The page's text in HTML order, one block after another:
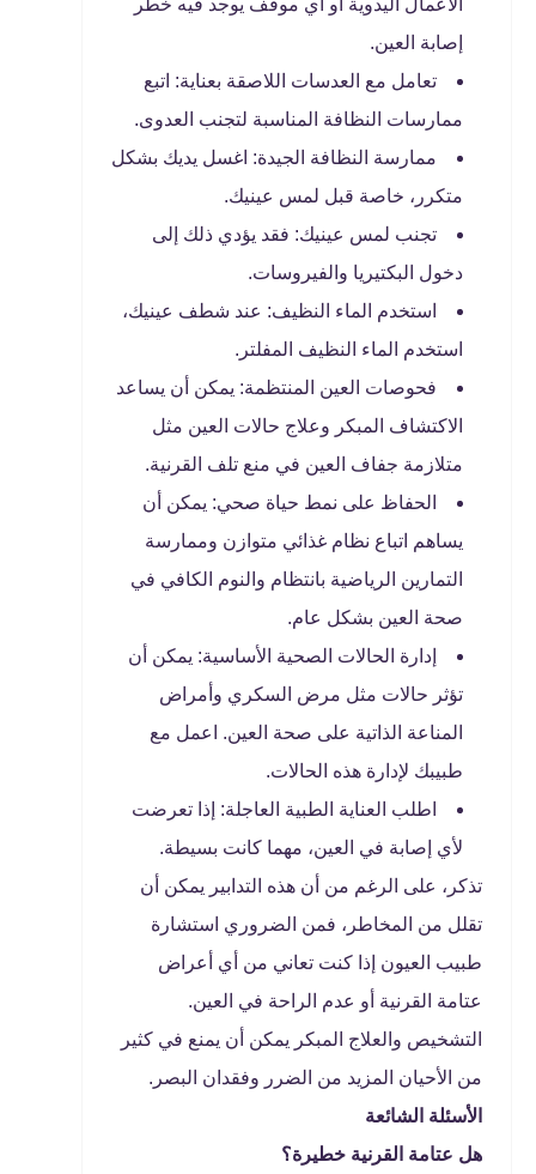
الأعمال اليدوية أو أي موقف يوجد فيه خطر
إصابة العين.
تعامل مع العدسات اللاصقة بعناية: اتبع
ممارسات النظافة المناسبة لتجنب العدوى.
ممارسة النظافة الجيدة: اغسل يديك بشكل
متكرر، خاصة قبل لمس عينيك.
تجنب لمس عينيك: فقد يؤدي ذلك إلى
دخول البكتيريا والفيروسات.
استخدم الماء النظيف: عند شطف عينيك،
استخدم الماء النظيف المفلتر.
فحوصات العين المنتظمة: يمكن أن يساعد
الاكتشاف المبكر وعلاج حالات العين مثل
متلازمة جفاف العين في منع تلف القرنية.
الحفاظ على نمط حياة صحي: يمكن أن
يساهم اتباع نظام غذائي متوازن وممارسة
التمارين الرياضية بانتظام والنوم الكافي في
صحة العين بشكل عام.
إدارة الحالات الصحية الأساسية: يمكن أن
تؤثر حالات مثل مرض السكري وأمراض
المناعة الذاتية على صحة العين. اعمل مع
طبيبك لإدارة هذه الحالات.
اطلب العناية الطبية العاجلة: إذا تعرضت
لأي إصابة في العين، مهما كانت بسيطة.
تذكر، على الرغم من أن هذه التدابير يمكن أن
تقلل من المخاطر، فمن الضروري استشارة
طبيب العيون إذا كنت تعاني من أي أعراض
عتامة القرنية أو عدم الراحة في العين.
التشخيص والعلاج المبكر يمكن أن يمنع في كثير
من الأحيان المزيد من الضرر وفقدان البصر.
الأسئلة الشائعة
هل عتامة القرنية خطيرة؟